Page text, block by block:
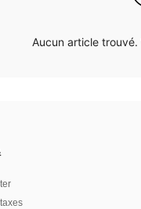
Aucun article trouvé.